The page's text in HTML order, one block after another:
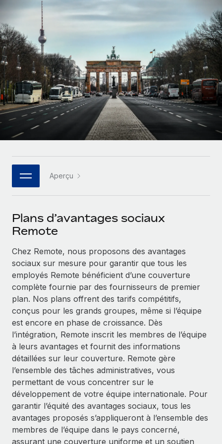
Gestion des freelances
Intégrez et gérez vos freelances partout dans le monde
PEO
Sous-traitez les opérations complexes liées à l’emploi
INFRASTRUCTURE
Intégration Remote
Intégrez vos RH aux flux de travail en toute simplicité
Plateforme
Des fonctions RH clés intégrées pour votre équipe
Connectez n'importe quel outil d’IA à Remote grâce à
notre MCP
Rationalisez vos processus avec des outils essentiels
SERVICES
Demandez aux experts
Recevez des conseils d’experts sur les RH à
l’international et la conformité
Contrôles d’antécédents
Simplifiez vos processus de présélection des
candidats
Remote Watchtower
Gardez un temps d’avance sur les risques en
matière de conformité
Gestion des appareils
Achetez et suivez vos équipements informatiques
dans le monde entier
Comparer Remote
Examinez notre service par rapport aux autres
CROISSANCE
Start-ups
Des solutions agiles et internationales pour les RH et la
paie des entreprises en pleine croissance
Entreprises intermédiaires
Développez vos équipes avec des solutions RH sur
Entreprise
Les RH à l’international pour les grandes entreprises
Partenaires stratégiques de la tech
Intégrez les RH à l’international de manière flexible
Devenir partenaire
Explorez avec nous vos opportunités de partenariat
Remote Build
Bientôt disponible
Conseil en intégrations et automatisations assistées par
ÉTUDES DE CAS
Comment Weaviate, l'as de l'IA, a développé
ses effectifs de 120 % avec Remote
Weaviate en bref Weaviate crée des infrastructures open
source et AI-first. Sa mission est...
En savoir plus
pays
Calculateur de paiement des freelances
Découvrez les devises disponibles et les vitesses de
paiement pour vos freelances internationaux
APPRENDRE AVEC REMOTE
Recherche et guides
Études de cas
Checklists et modèles
Descriptions de postes
Événements
Données sur les salaires et les talents
Centre de ressources
Obtenir de l’aide
Voir toutes les ressources
BLOG
Paie multipays
EOR et PEO
Gestion des freelances
Nederlands
Français
Deutsch
Español
Italiano
Português (Portugal)
日本語
한국어
Connexion
Aperçu
Plans d’avantages sociaux
Remote
Chez Remote, nous proposons des avantages
sociaux sur mesure pour garantir que tous les
employés Remote bénéficient d’une couverture
complète fournie par des fournisseurs de premier
plan. Nos plans offrent des tarifs compétitifs,
conçus pour les grands groupes, même si l’équipe
est encore en phase de croissance. Dès
l’intégration, Remote inscrit les membres de l’équipe
à leurs avantages et fournit des informations
détaillées sur leur couverture. Remote gère
l’ensemble des tâches administratives, vous
permettant de vous concentrer sur le
développement de votre équipe internationale. Pour
garantir l’équité des avantages sociaux, tous les
avantages proposés s’appliqueront à l’ensemble des
membres de l’équipe dans le pays concerné,
assurant une couverture uniforme et un soutien